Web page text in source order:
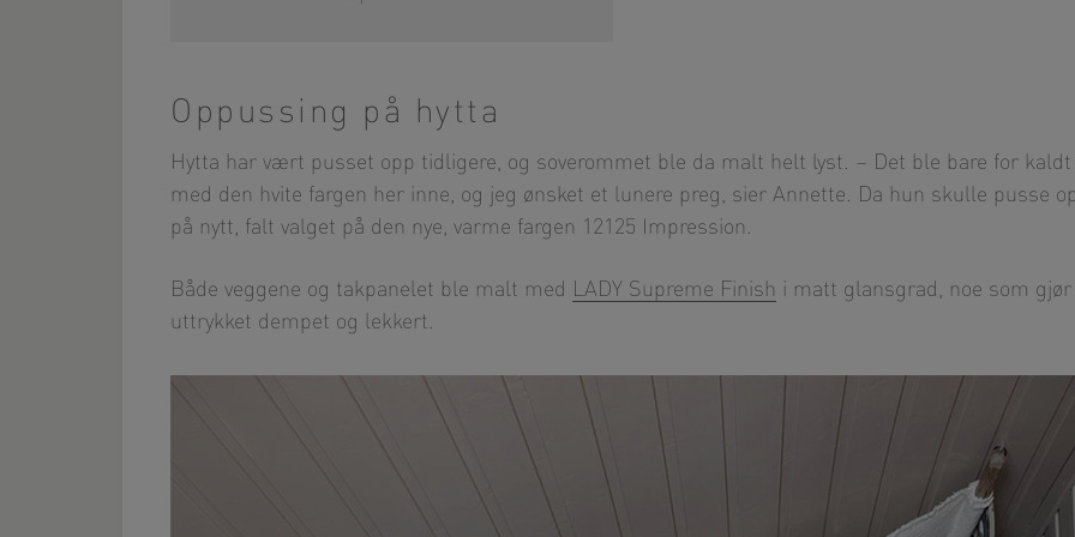
Oppussing på hytta
Hytta har vært pusset opp tidligere, og soverommet ble da malt helt lyst. – Det ble bare for kaldt
med den hvite fargen her inne, og jeg ønsket et lunere preg, sier Annette. Da hun skulle pusse
på nytt, falt valget på den nye, varme fargen 12125 Impression.
Både veggene og takpanelet ble malt med LADY Supreme Finish i matt glansgrad, noe som gjør
uttrykket dempet og lekkert.